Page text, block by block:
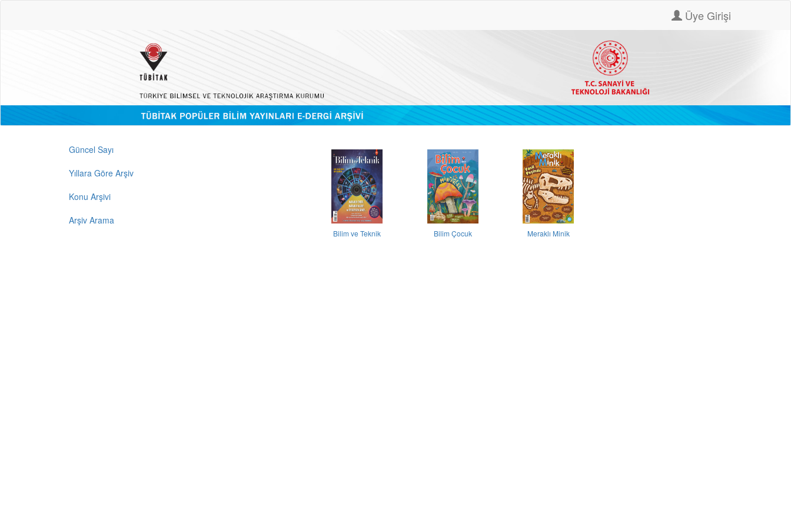
Üye Girişi
Güncel Sayı
Yıllara Göre Arşiv
Konu Arşivi
Arşiv Arama
Bilim ve Teknik Bilim Çocuk Meraklı Minik